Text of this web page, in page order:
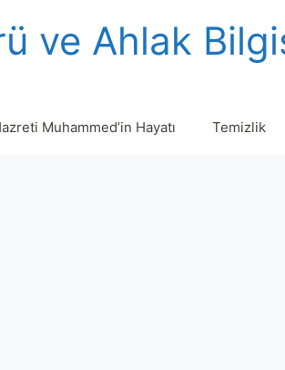
ve Ahlak
Muhammed’in Hayatı Temizlik